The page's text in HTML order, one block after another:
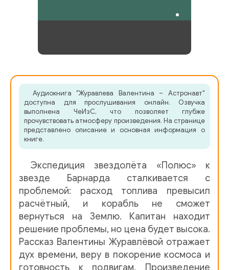
Аудиокнига "Журавлева Валентина – Астронавт"
доступна для прослушивания онлайн. Озвучка
выполнена ЧеИзС, что позволяет глубже
прочувствовать атмосферу произведения. На странице
представлено описание и основная информация о
книге.
Экспедиция звездолёта «Полюс» к
звезде Барнарда сталкивается с
проблемой: расход топлива превысил
расчётный, и корабль не сможет
вернуться на Землю. Капитан находит
решение проблемы, но цена будет высока.
Рассказ Валентины Журавлёвой отражает
дух времени, веру в покорение космоса и
готовность к подвигам. Произведение